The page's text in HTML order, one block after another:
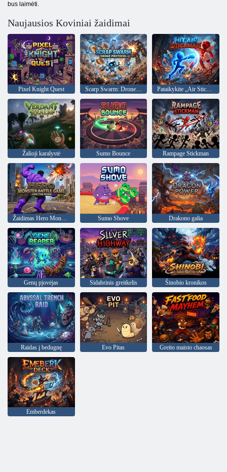
bus laimėti.
Naujausios Koviniai žaidimai
Pixel Knight Quest Scarp Swarm: Drone Protocol
Žalioji karalystė Sumo Bounce Rampage Stickman
Sumo Shove Drakono galia
Genų pjovėjas Sidabrinis greitkelis Šinobio kronikos
Raidas į bedugnę Evo Pitas Greito maisto chaosas
Emberdekas